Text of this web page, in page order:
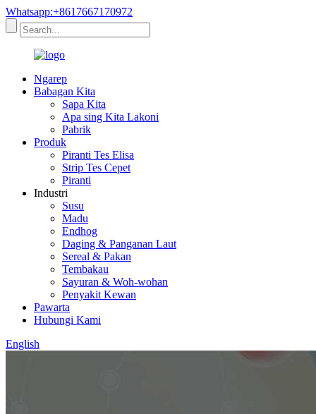
Whatsapp:+8617667170972
Ngarep
Babagan Kita
Sapa Kita
Apa sing Kita Lakoni
Pabrik
Produk
Piranti Tes Elisa
Strip Tes Cepet
Piranti
Industri
Susu
Madu
Endhog
Daging & Panganan Laut
Sereal & Pakan
Tembakau
Sayuran & Woh-wohan
Penyakit Kewan
Pawarta
Hubungi Kami
English